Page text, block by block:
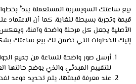
بيع ساعتك السويسرية المستعملة يبدأ
قيمة وتجربة بسيطة للغاية، كما أن
الأصلية يجعل كل مرحلة واضحة وآمنة،
إليك الخطوات التي تضمن لك بيع ساعتك
للتقييم المبدئي والذي يوضح حالتها
عند معرفة قيمتها، يتم تحديد موعد